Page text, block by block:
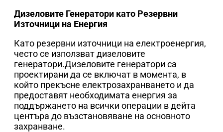
Дизеловите Генератори като Резервни
Източници на Енергия
Като резервни източници на електроенергия,
често се използват дизеловите
генератори.Дизеловите генератори са
проектирани да се включат в момента, в
който прекъсне електрозахранването и да
предоставят необходимата енергия за
поддържането на всички операции в дейта
центъра до възстановяване на основното
захранване.